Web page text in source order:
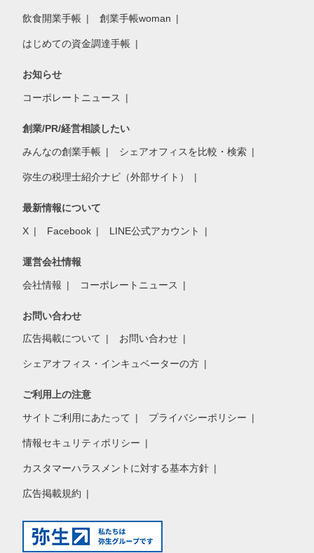
飲食開業手帳 創業手帳woman
はじめての資金調達手帳
お知らせ
コーポレートニュース
創業/PR/経営相談したい
みんなの創業手帳 シェアオフィスを比較・検索
弥生の税理士紹介ナビ（外部サイト）
最新情報について
X Facebook LINE公式アカウント
運営会社情報
会社情報 コーポレートニュース
お問い合わせ
広告掲載について お問い合わせ
シェアオフィス・インキュベーターの方
ご利用上の注意
サイトご利用にあたって プライバシーポリシー
情報セキュリティポリシー
カスタマーハラスメントに対する基本方針
広告掲載規約